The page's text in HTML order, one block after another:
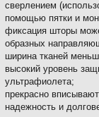
сверлением
помощью пятки и
фиксация шторы
образных
ширина тканей
высокий уровень
ультрафиолета;
прекрасно
надежность и